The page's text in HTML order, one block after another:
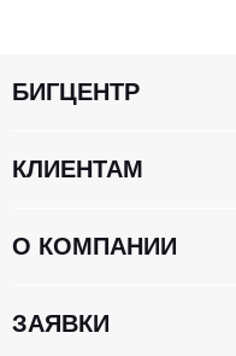
БИГЦЕНТР
КЛИЕНТАМ
О КОМПАНИИ
ЗАЯВКИ